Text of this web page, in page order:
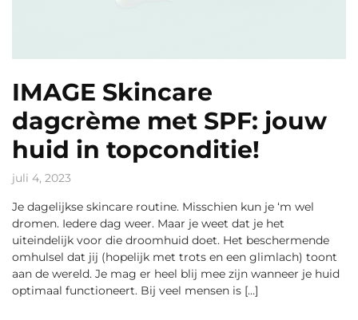
IMAGE Skincare
dagcrème met SPF: jouw
huid in topconditie!
juli 4, 2023
Je dagelijkse skincare routine. Misschien kun je ‘m wel
dromen. Iedere dag weer. Maar je weet dat je het
uiteindelijk voor die droomhuid doet. Het beschermende
omhulsel dat jij (hopelijk met trots en een glimlach) toont
aan de wereld. Je mag er heel blij mee zijn wanneer je huid
optimaal functioneert. Bij veel mensen is […]